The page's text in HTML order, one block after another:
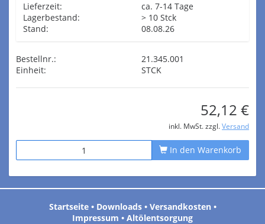
Lieferzeit:
ca. 7-14 Tage
Lagerbestand:
> 10 Stck
Stand:
08.08.26
Bestellnr.:
21.345.001
Einheit:
STCK
52,12 €
inkl. MwSt. zzgl. Versand
In den Warenkorb
Startseite• Downloads• Versandkosten•
Impressum • Altölentsorgung